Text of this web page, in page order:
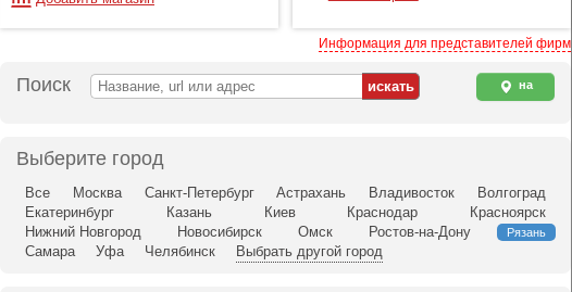
Информация для представителей фирм
Поиск
на
Выберите город
Все Москва Санкт-Петербург Астрахань Владивосток
Волгоград
Екатеринбург
Казань Киев Краснодар
Красноярск
Нижний Новгород
Новосибирск Омск Ростов-на-Дону Рязань
Самара Уфа Челябинск Выбрать другой город